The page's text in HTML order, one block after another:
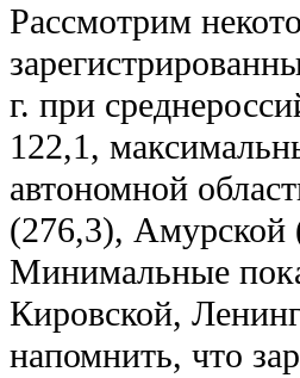
Рассмотрим
г. при
122,1,
автономной
(276,3), Амурской
Минимальные
Кировской,
напомнить, что